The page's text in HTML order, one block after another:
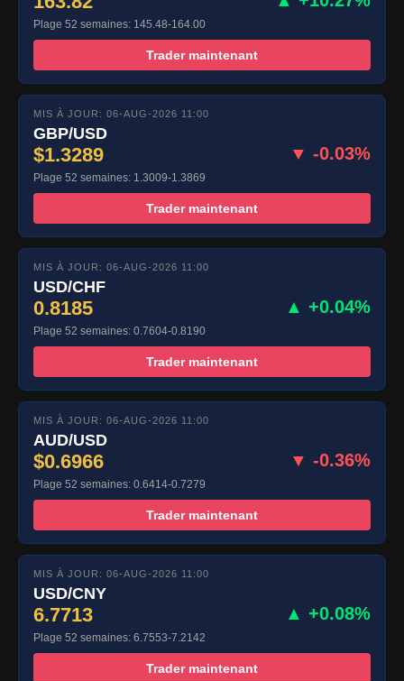
Plage 52 semaines: 145.48-164.00
Trader maintenant
MIS À JOUR: 06-AUG-2026 11:00
GBP/USD
$1.3289 ▼ -0.03%
Plage 52 semaines: 1.3009-1.3869
Trader maintenant
MIS À JOUR: 06-AUG-2026 11:00
USD/CHF
0.8185 ▲ +0.04%
Plage 52 semaines: 0.7604-0.8190
Trader maintenant
MIS À JOUR: 06-AUG-2026 11:00
AUD/USD
$0.6966 ▼ -0.36%
Plage 52 semaines: 0.6414-0.7279
Trader maintenant
MIS À JOUR: 06-AUG-2026 11:00
USD/CNY
6.7713 ▲ +0.08%
Plage 52 semaines: 6.7553-7.2142
Trader maintenant